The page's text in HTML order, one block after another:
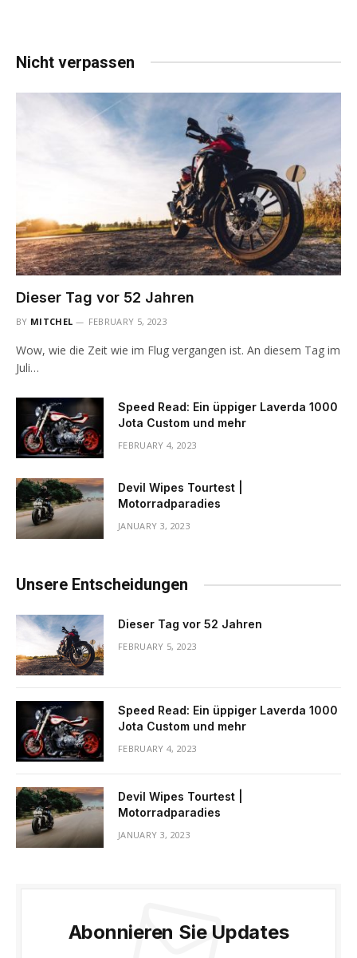
Nicht verpassen
Dieser Tag vor 52 Jahren
BY MITCHEL FEBRUARY 5, 2023
Wow, wie die Zeit wie im Flug vergangen ist. An diesem Tag im
Juli…
Speed ​​Read: Ein üppiger Laverda 1000
Jota Custom und mehr
FEBRUARY 4, 2023
Devil Wipes Tourtest |
Motorradparadies
JANUARY 3, 2023
Unsere Entscheidungen
Dieser Tag vor 52 Jahren
FEBRUARY 5, 2023
Speed ​​Read: Ein üppiger Laverda 1000
Jota Custom und mehr
FEBRUARY 4, 2023
Devil Wipes Tourtest |
Motorradparadies
JANUARY 3, 2023
Abonnieren Sie Updates